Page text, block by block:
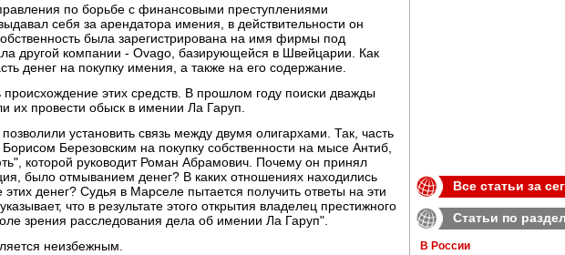
по борьбе с финансовыми преступлениями
себя за арендатора имения, в действительности он
была зарегистрирована на имя фирмы под
другой компании - Ovago, базирующейся в Швейцарии. Как
денег на покупку имения, а также на его содержание.
этих средств. В прошлом году поиски дважды
их провести обыск в имении Ла Гаруп.
установить связь между двумя олигархами. Так, часть
Березовским на покупку собственности на мысе Антиб,
которой руководит Роман Абрамович. Почему он принял
было отмыванием денег? В каких отношениях находились
денег? Судья в Марселе пытается получить ответы на эти
что в результате этого открытия владелец престижного
зрения расследования дела об имении Ла Гаруп".
неизбежным.
Все статьи за
Статьи по
В России